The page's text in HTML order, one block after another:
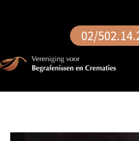
02/